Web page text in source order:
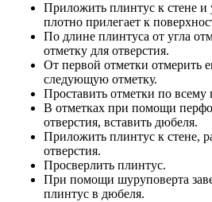
Приложить плинтус к стене и
плотно прилегает к
По длине плинтуса от угла
отметку для отверстия.
От первой отметки отмерить
следующую отметку.
Проставить отметки по
В отметках при помощи
отверстия, вставить дюбеля.
Приложить плинтус к стене,
отверстия.
Просверлить плинтус.
При помощи шуруповерта
плинтус в дюбеля.